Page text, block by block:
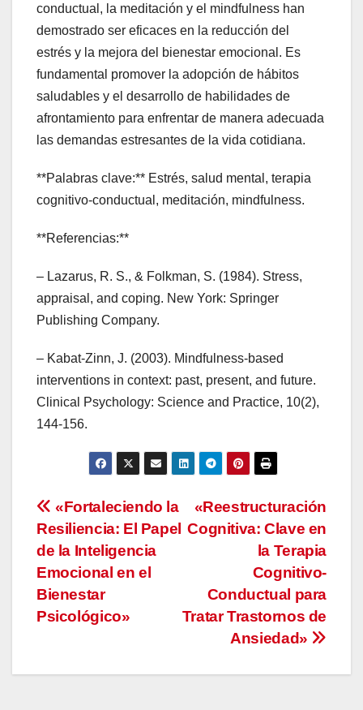
conductual, la meditación y el mindfulness han
demostrado ser eficaces en la reducción del
estrés y la mejora del bienestar emocional. Es
fundamental promover la adopción de hábitos
saludables y el desarrollo de habilidades de
afrontamiento para enfrentar de manera adecuada
las demandas estresantes de la vida cotidiana.
**Palabras clave:** Estrés, salud mental, terapia
cognitivo-conductual, meditación, mindfulness.
**Referencias:**
– Lazarus, R. S., & Folkman, S. (1984). Stress,
appraisal, and coping. New York: Springer
Publishing Company.
– Kabat-Zinn, J. (2003). Mindfulness-based
interventions in context: past, present, and future.
Clinical Psychology: Science and Practice, 10(2),
144-156.
Navegación
de
entradas
«Reestructuración
Cognitiva: Clave en
la Terapia
Cognitivo-
Conductual para
Tratar Trastornos de
Ansiedad»
«Fortaleciendo la
Resiliencia: El Papel
de la Inteligencia
Emocional en el
Bienestar
Psicológico»